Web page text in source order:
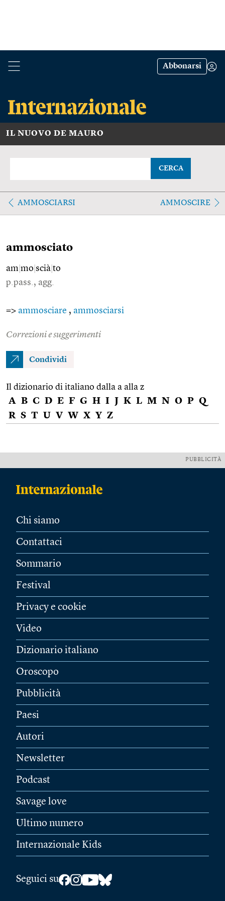
Abbonarsi
IL NUOVO DE MAURO
CERCA
AMMOSCIARSI AMMOSCIRE
ammosciato
am mo scià to
p.pass., agg.
=> ammosciare , ammosciarsi
Correzioni e suggerimenti
Condividi
Il dizionario di italiano dalla a alla z
A B C D E F G H I J K L M N O P Q
R S T U V W X Y Z
PUBBLICITÀ
Chi siamo
Contattaci
Sommario
Festival
Privacy e cookie
Video
Dizionario italiano
Oroscopo
Pubblicità
Paesi
Autori
Newsletter
Podcast
Savage love
Ultimo numero
Internazionale Kids
Seguici su